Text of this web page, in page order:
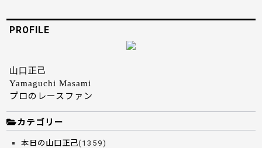
PROFILE
山口正己
Yamaguchi Masami
プロのレースファン
カテゴリー
本日の山口正己(1359)